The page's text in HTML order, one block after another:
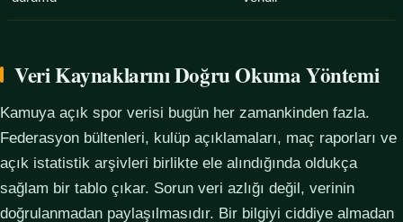
Veri Kaynaklarını Doğru Okuma Yöntemi
Kamuya açık spor verisi bugün her zamankinden fazla.
Federasyon bültenleri, kulüp açıklamaları, maç raporları ve
açık istatistik arşivleri birlikte ele alındığında oldukça
sağlam bir tablo çıkar. Sorun veri azlığı değil, verinin
doğrulanmadan paylaşılmasıdır. Bir bilgiyi ciddiye almadan